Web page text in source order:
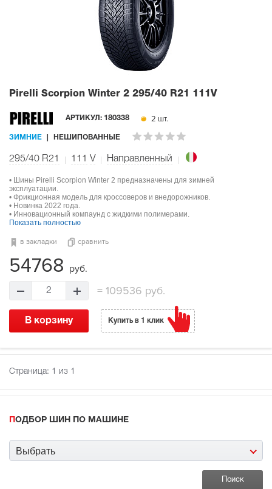
Pirelli Scorpion Winter 2 295/40 R21 111V
АРТИКУЛ: 180338 2 шт.
ЗИМНИЕ НЕШИПОВАННЫЕ
295/40 R21 111 V Направленный
• Шины Pirelli Scorpion Winter 2 предназначены для зимней
эксплуатации.
• Фрикционная модель для кроссоверов и внедорожников.
• Новинка 2022 года.
• Инновационный компаунд с жидкими полимерами.
Показать полностью
в закладки сравнить
54768 руб.
2 =109536 руб.
В корзину Купить в 1 клик
Страница: 1 из 1
ПОДБОР ШИН ПО МАШИНЕ
Выбрать